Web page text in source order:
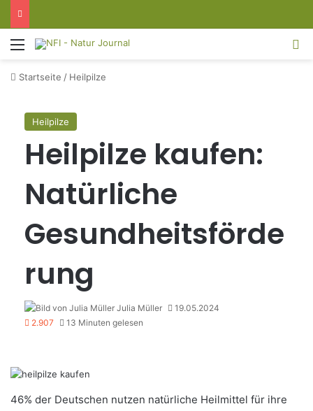
Menü
Startseite / Heilpilze
Heilpilze
Heilpilze kaufen:
Natürliche
Gesundheitsförde
rung
Julia Müller
19.05.2024
2.907
13 Minuten gelesen
46% der Deutschen nutzen natürliche Heilmittel für ihre